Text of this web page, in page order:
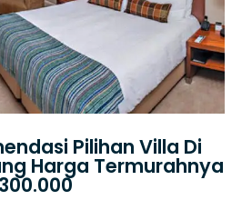
Pilihan Villa Di
Harga Termurahnya